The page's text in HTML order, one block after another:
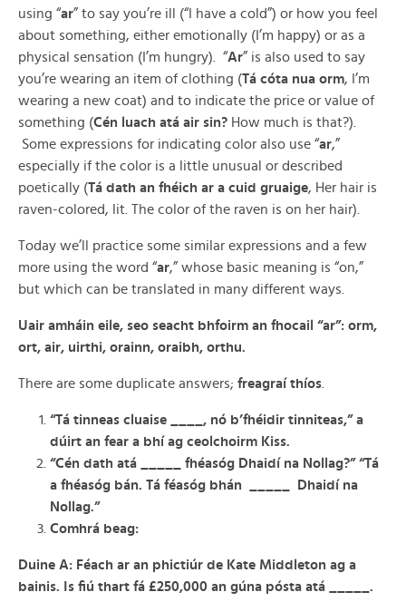
using “ar” to say you’re ill (“I have a cold”) or how you feel
about something, either emotionally (I’m happy) or as a
physical sensation (I’m hungry). “Ar” is also used to say
you’re wearing an item of clothing (Tá cóta nua orm, I’m
wearing a new coat) and to indicate the price or value of
something (Cén luach atá air sin? How much is that?).
Some expressions for indicating color also use “ar,”
especially if the color is a little unusual or described
poetically (Tá dath an fhéich ar a cuid gruaige, Her hair is
raven-colored, lit. The color of the raven is on her hair).
Today we’ll practice some similar expressions and a few
more using the word “ar,” whose basic meaning is “on,”
but which can be translated in many different ways.
Uair amháin eile, seo seacht bhfoirm an fhocail “ar”: orm,
ort, air, uirthi, orainn, oraibh, orthu.
There are some duplicate answers; freagraí thíos
“Tá tinneas cluaise ____, nó b’fhéidir tinniteas,” a
dúirt an fear a bhí ag ceolchoirm Kiss.
“Cén dath atá _____ fhéasóg Dhaidí na Nollag?” “Tá
a fhéasóg bán. Tá féasóg bhán _____ Dhaidí na
Nollag.”
Comhrá beag:
Duine A: Féach ar an phictiúr de Kate Middleton ag a
bainis. Is fiú thart fá £250,000 an gúna pósta atá _____.